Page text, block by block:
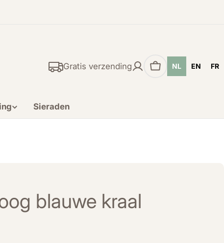
Gratis verzending
Winkelwagen
NL EN FR
Sieraden
blauwe kraal